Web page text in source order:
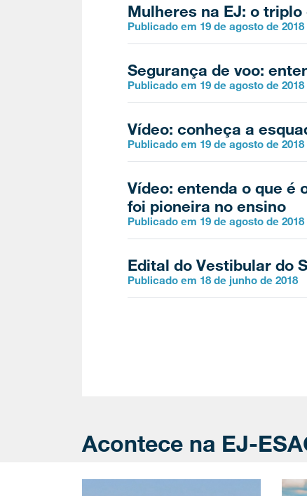
Mulheres na EJ: o
Publicado em 19 de agosto de 2018
Segurança de voo:
Publicado em 19 de agosto de 2018
Vídeo: conheça a
Publicado em 19 de agosto de 2018
Vídeo: entenda o que é
foi pioneira no ensino
Publicado em 19 de agosto de 2018
Edital do Vestibular do
Publicado em 18 de junho de 2018
Acontece na EJ-